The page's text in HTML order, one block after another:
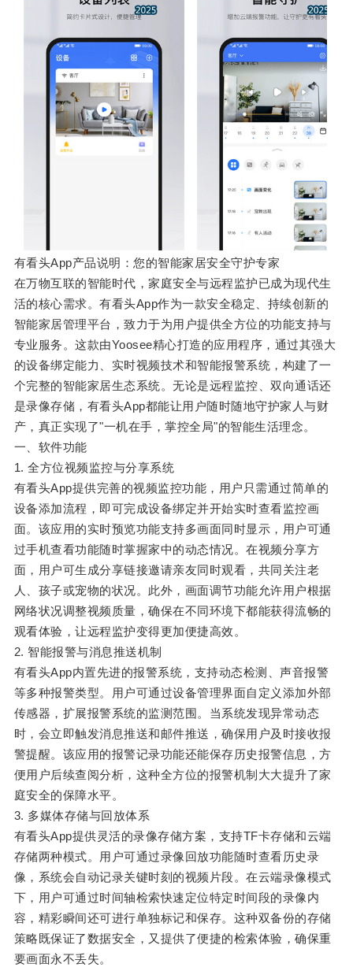
有看头App产品说明：您的智能家居安全守护专家
在万物互联的智能时代，家庭安全与远程监护已成为现代生
活的核心需求。有看头App作为一款安全稳定、持续创新的
智能家居管理平台，致力于为用户提供全方位的功能支持与
专业服务。这款由Yoosee精心打造的应用程序，通过其强大
的设备绑定能力、实时视频技术和智能报警系统，构建了一
个完整的智能家居生态系统。无论是远程监控、双向通话还
是录像存储，有看头App都能让用户随时随地守护家人与财
产，真正实现了"一机在手，掌控全局"的智能生活理念。
一、软件功能
1. 全方位视频监控与分享系统
有看头App提供完善的视频监控功能，用户只需通过简单的
设备添加流程，即可完成设备绑定并开始实时查看监控画
面。该应用的实时预览功能支持多画面同时显示，用户可通
过手机查看功能随时掌握家中的动态情况。在视频分享方
面，用户可生成分享链接邀请亲友同时观看，共同关注老
人、孩子或宠物的状况。此外，画面调节功能允许用户根据
网络状况调整视频质量，确保在不同环境下都能获得流畅的
观看体验，让远程监护变得更加便捷高效。
2. 智能报警与消息推送机制
有看头App内置先进的报警系统，支持动态检测、声音报警
等多种报警类型。用户可通过设备管理界面自定义添加外部
传感器，扩展报警系统的监测范围。当系统发现异常动态
时，会立即触发消息推送和邮件推送，确保用户及时接收报
警提醒。该应用的报警记录功能还能保存历史报警信息，方
便用户后续查阅分析，这种全方位的报警机制大大提升了家
庭安全的保障水平。
3. 多媒体存储与回放体系
有看头App提供灵活的录像存储方案，支持TF卡存储和云端
存储两种模式。用户可通过录像回放功能随时查看历史录
像，系统会自动记录关键时刻的视频片段。在云端录像模式
下，用户可通过时间轴检索快速定位特定时间段的录像内
容，精彩瞬间还可进行单独标记和保存。这种双备份的存储
策略既保证了数据安全，又提供了便捷的检索体验，确保重
要画面永不丢失。